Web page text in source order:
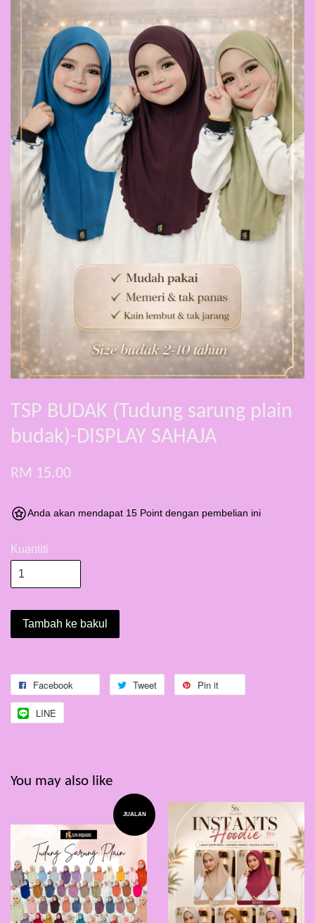
TSP BUDAK (Tudung sarung plain
budak)-DISPLAY SAHAJA
RM 15.00
Anda akan mendapat 15 Point dengan pembelian ini
Kuantiti
Tambah ke bakul
Facebook Tweet Pin it
LINE
You may also like
JUALAN